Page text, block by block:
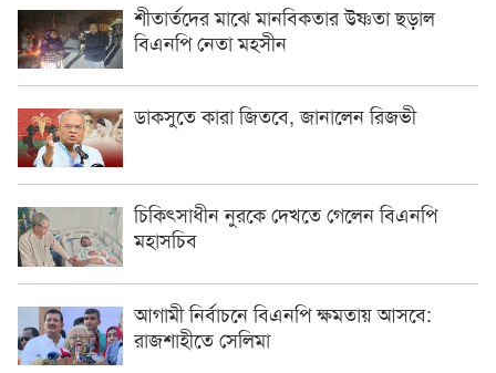
শীতার্তদের মাঝে মানবিকতার উষ্ণতা ছড়াল
বিএনপি নেতা মহসীন
ডাকসুতে কারা জিতবে, জানালেন রিজভী
চিকিৎসাধীন ‍নুরকে দেখতে গেলেন বিএনপি
মহাসচিব
আগামী নির্বাচনে বিএনপি ক্ষমতায় আসবে:
রাজশাহীতে সেলিমা